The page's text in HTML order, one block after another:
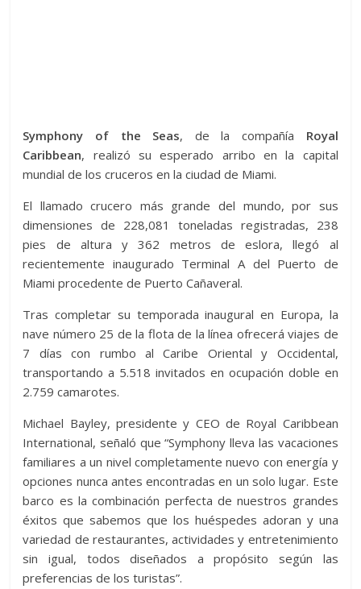
Symphony of the Seas, de la compañía Royal
Caribbean, realizó su esperado arribo en la capital
mundial de los cruceros en la ciudad de Miami.
El llamado crucero más grande del mundo, por sus
dimensiones de 228,081 toneladas registradas, 238
pies de altura y 362 metros de eslora, llegó al
recientemente inaugurado Terminal A del Puerto de
Miami procedente de Puerto Cañaveral.
Tras completar su temporada inaugural en Europa, la
nave número 25 de la flota de la línea ofrecerá viajes de
7 días con rumbo al Caribe Oriental y Occidental,
transportando a 5.518 invitados en ocupación doble en
2.759 camarotes.
Michael Bayley, presidente y CEO de Royal Caribbean
International, señaló que “Symphony lleva las vacaciones
familiares a un nivel completamente nuevo con energía y
opciones nunca antes encontradas en un solo lugar. Este
barco es la combinación perfecta de nuestros grandes
éxitos que sabemos que los huéspedes adoran y una
variedad de restaurantes, actividades y entretenimiento
sin igual, todos diseñados a propósito según las
preferencias de los turistas”.